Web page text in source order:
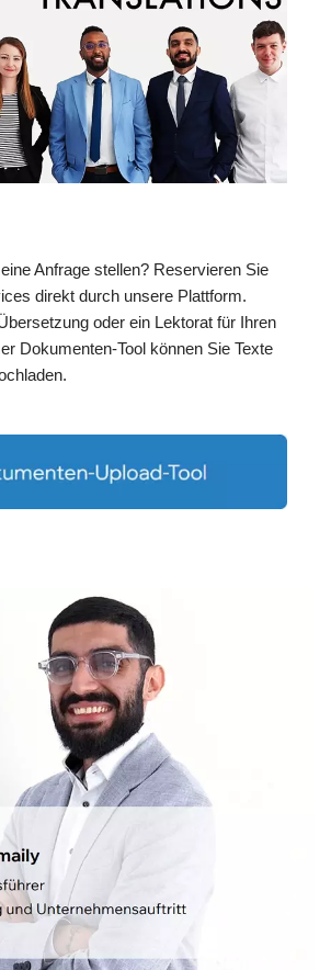
Anfrage stellen? Reservieren Sie
direkt durch unsere Plattform.
oder ein Lektorat für Ihren
Dokumenten-Tool können Sie Texte